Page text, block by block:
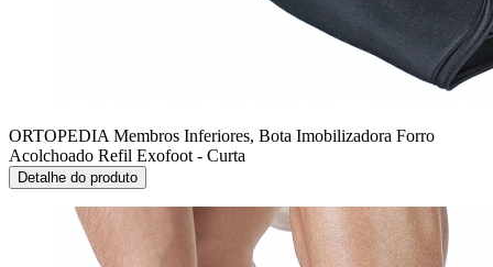
ORTOPEDIA Membros Inferiores, Bota Imobilizadora Forro
Acolchoado Refil Exofoot - Curta
Detalhe do produto